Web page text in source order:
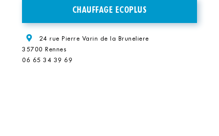
CHAUFFAGE ECOPLUS
24 rue Pierre Varin de la Bruneliere
35700 Rennes
06 65 34 39 69